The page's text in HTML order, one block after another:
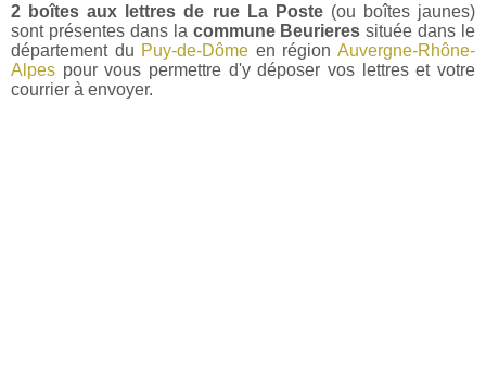
2 boîtes aux lettres de rue La Poste(ou boîtes jaunes)
sont présentes dans la commune Beurieres située dans le
département du Puy-de-Dôme en régionAuvergne-Rhône-
Alpes pour vous permettre d'y déposer vos lettres et votre
courrier à envoyer.